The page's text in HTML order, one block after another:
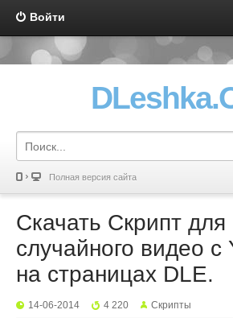
Войти
Полная версия сайта
Скачать Скрипт
случайного видео с
на страницах DLE.
14-06-2014 4 220 Скрипты